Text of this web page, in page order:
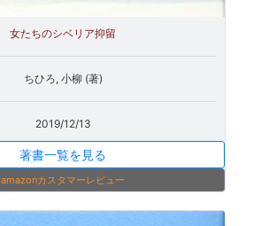
女たちのシベリア抑留
ちひろ, 小柳 (著)
2019/12/13
著書一覧を見る
amazonカスタマーレビュー